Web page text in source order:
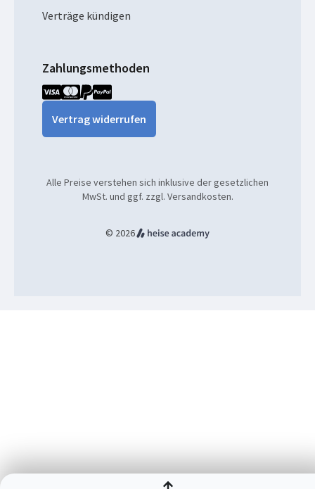
Verträge kündigen
Zahlungsmethoden
Vertrag widerrufen
© 2026
Alle Preise verstehen sich inklusive der gesetzlichen
MwSt. und ggf. zzgl. Versandkosten.